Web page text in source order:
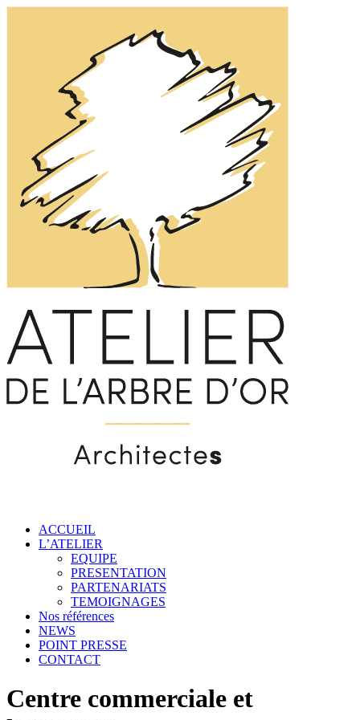
ACCUEIL
L’ATELIER
EQUIPE
PRESENTATION
PARTENARIATS
TEMOIGNAGES
Nos références
NEWS
POINT PRESSE
CONTACT
Centre commerciale et